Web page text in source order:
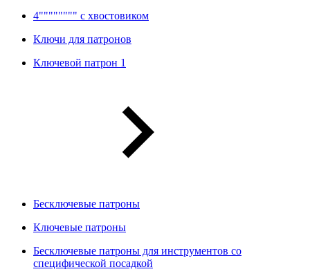
4"""""""" с хвостовиком
Ключи для патронов
Ключевой патрон 1
Бесключевые патроны
Ключевые патроны
Бесключевые патроны для инструментов со
специфической посадкой